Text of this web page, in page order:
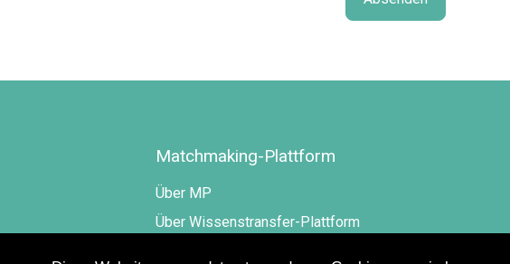
Matchmaking-Plattform
Über MP
Über Wissenstransfer-Plattform